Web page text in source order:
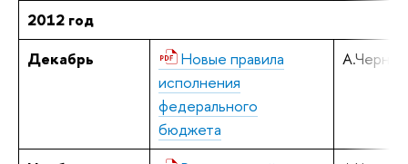
2012 год
Декабрь
Новые правила
исполнения
федерального
бюджета